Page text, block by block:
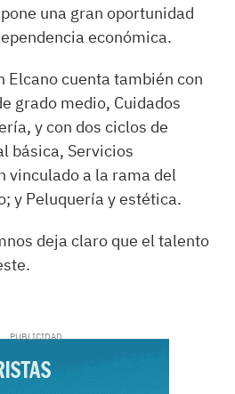
una gran oportunidad
económica.
Elcano cuenta también con
grado medio, Cuidados
y con dos ciclos de
básica, Servicios
vinculado a la rama del
y Peluquería y estética.
deja claro que el talento